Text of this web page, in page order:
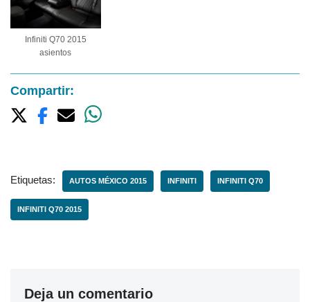
Infiniti Q70 2015
asientos
Compartir:
Etiquetas: AUTOS MÉXICO 2015 INFINITI INFINITI Q70
INFINITI Q70 2015
Deja un comentario